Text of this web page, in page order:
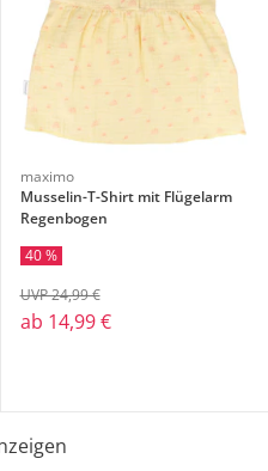
maximo
Musselin-T-Shirt mit Flügelarm
Regenbogen
40 %
ab 14,99 €
UVP 24,99 €